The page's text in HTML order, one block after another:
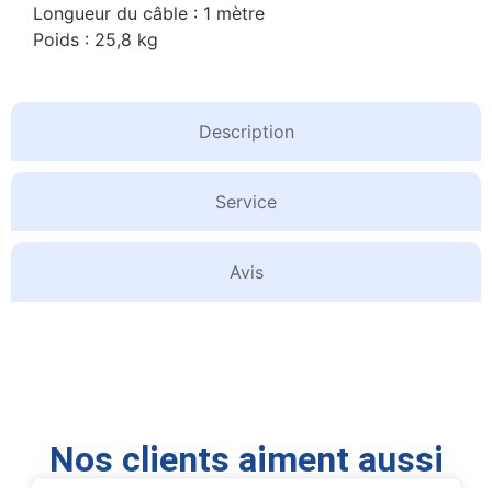
Description
Service
Avis
Longueur du câble : 1 mètre
Poids : 25,8 kg
Nos clients aiment aussi